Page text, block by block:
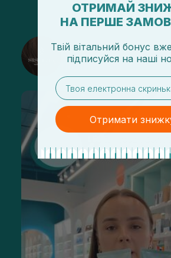
@sisters_stelmakh в
Подписаться
ОТРИМАЙ
НА ПЕРШЕ
Твій вітальний бонус
підписуйся на наші
email
Отримати